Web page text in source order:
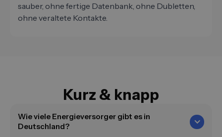
sauber, ohne fertige Datenbank, ohne Dubletten,
ohne veraltete Kontakte.
Kurz & knapp
Wie viele Energieversorger gibt es in
Deutschland?